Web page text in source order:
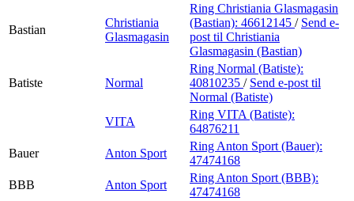
Bastian
Christiania
Glasmagasin
Ring Christiania Glasmagasin
(Bastian): 46612145 / Send e-
post til Christiania
Glasmagasin (Bastian)
Batiste Normal
Ring Normal (Batiste):
40810235 / Send e-post til
Normal (Batiste)
VITA
Ring VITA (Batiste):
64876211
Bauer
Anton Sport
Ring Anton Sport (Bauer):
47474168
BBB
Anton Sport
Ring Anton Sport (BBB):
47474168